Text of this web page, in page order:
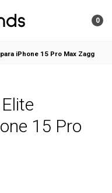
0
iPhone 15 Pro Max Zagg
15 Pro